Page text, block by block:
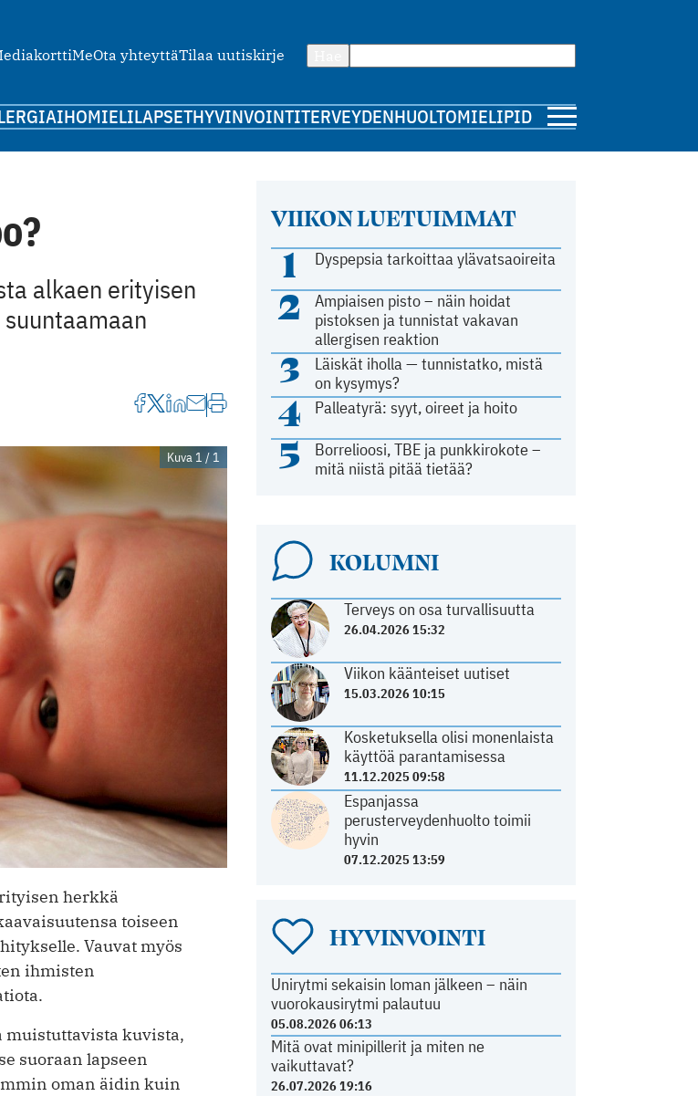
MeOta yhteyttäTilaa uutiskirje
IHOMIELILAPSETHYVINVOINTITERVEYDENHUOLTOMIELIPIDE
VIIKON LUETUIMMAT
1 Dyspepsia tarkoittaa ylävatsaoireita
2
Ampiaisen pisto – näin hoidat
pistoksen ja tunnistat vakavan
allergisen reaktion
3
Läiskät iholla — tunnistatko, mistä
on kysymys?
4 Palleatyrä: syyt, oireet ja hoito
5
Borrelioosi, TBE ja punkkirokote –
mitä niistä pitää tietää?
KOLUMNI
Terveys on osa turvallisuutta
26.04.2026 15:32
Viikon käänteiset uutiset
15.03.2026 10:15
Kosketuksella olisi monenlaista
käyttöä parantamisessa
11.12.2025 09:58
Espanjassa
perusterveydenhuolto toimii
hyvin
07.12.2025 13:59
HYVINVOINTI
Unirytmi sekaisin loman jälkeen – näin
vuorokausirytmi palautuu
05.08.2026 06:13
Mitä ovat minipillerit ja miten ne
vaikuttavat?
26.07.2026 19:16
alkaen erityisen
Kuva 1 / 1
herkkä
toiseen
Vauvat myös
ihmisten
muistuttavista kuvista,
suoraan lapseen
oman äidin kuin